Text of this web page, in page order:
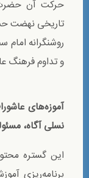
حرکت آن حضرت
تاریخی نهضت
روشنگرانه
و تداوم فرهنگ
آموزه‌های
نسلی آگاه،
این گستره
برنامه‌ریزی